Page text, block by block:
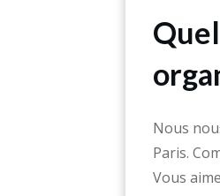
Nous
Paris.
Vous